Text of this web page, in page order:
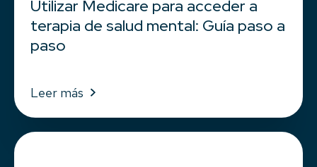
Utilizar Medicare para acceder a
terapia de salud mental: Guía paso a
paso
Leer más